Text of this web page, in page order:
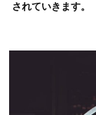
されていきます。